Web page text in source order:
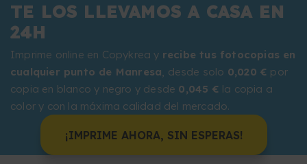
TE LOS LLEVAMOS A CASA EN
24H
Imprime online en Copykrea y recibe tus fotocopias en
cualquier punto de Manresa, desde solo 0,020 € por
copia en blanco y negro y desde 0,045 € la copia a
color y con la máxima calidad del mercado.
¡IMPRIME AHORA, SIN ESPERAS!